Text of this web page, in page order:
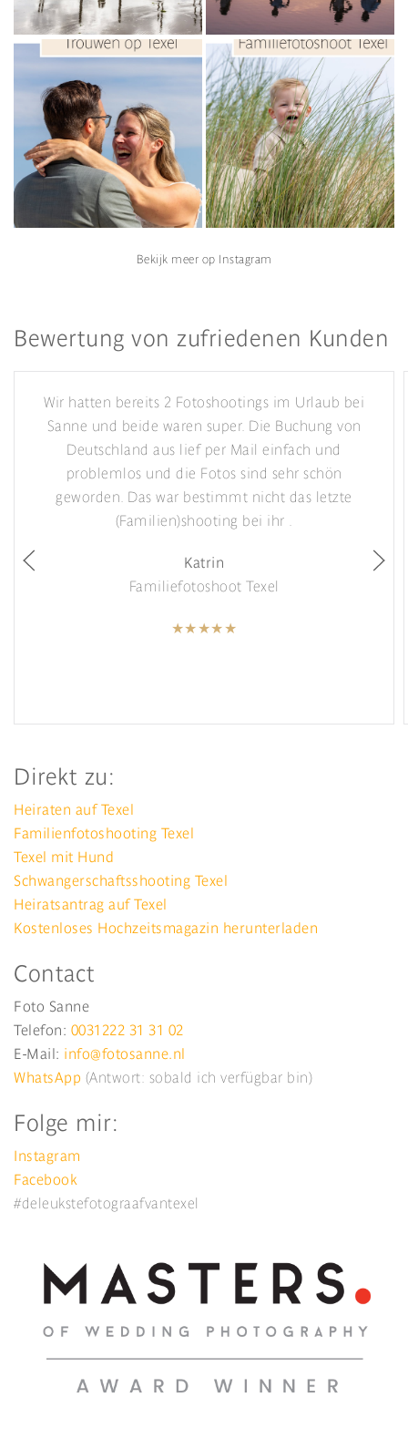
Bekijk meer op Instagram
Bewertung von zufriedenen Kunden
Wir hatten bereits 2 Fotoshootings im Urlaub bei
Sanne und beide waren super. Die Buchung von
Deutschland aus lief per Mail einfach und
problemlos und die Fotos sind sehr schön
geworden. Das war bestimmt nicht das letzte
(Familien)shooting bei ihr .
Katrin
Familiefotoshoot Texel
★★★★★
Direkt zu:
Heiraten auf Texel
Familienfotoshooting Texel
Texel mit Hund
Schwangerschaftsshooting Texel
Heiratsantrag auf Texel
Kostenloses Hochzeitsmagazin herunterladen
Contact
Foto Sanne
Telefon: 0031222 31 31 02
E-Mail: info@fotosanne.nl
WhatsApp (Antwort: sobald ich verfügbar bin)
Folge mir:
Instagram
Facebook
#deleukstefotograafvantexel